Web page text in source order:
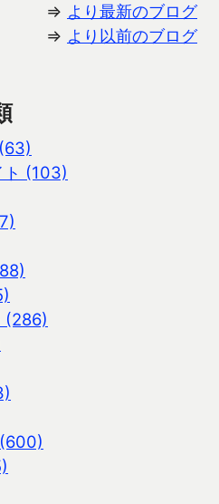
⇒ より最新のブログ
⇒ より以前のブログ
ト (103)
(286)